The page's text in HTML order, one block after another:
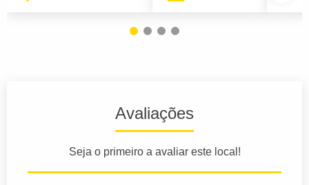
Avaliações
Seja o primeiro a avaliar este local!